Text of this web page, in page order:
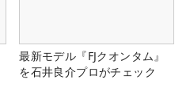
最新モデル『FJクオンタム』
を石井良介プロがチェック